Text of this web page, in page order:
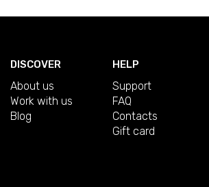
DISCOVER
About us
Work with us
Blog
HELP
Support
FAQ
Contacts
Gift card